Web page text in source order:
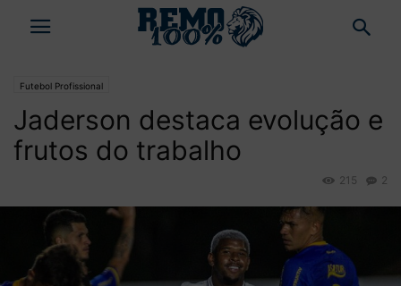
Futebol Profissional
Jaderson destaca evolução e
frutos do trabalho
2
215